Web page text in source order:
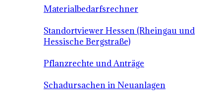
Materialbedarfsrechner
Standortviewer Hessen (Rheingau und
Hessische Bergstraße)
Pflanzrechte und Anträge
Schadursachen in Neuanlagen